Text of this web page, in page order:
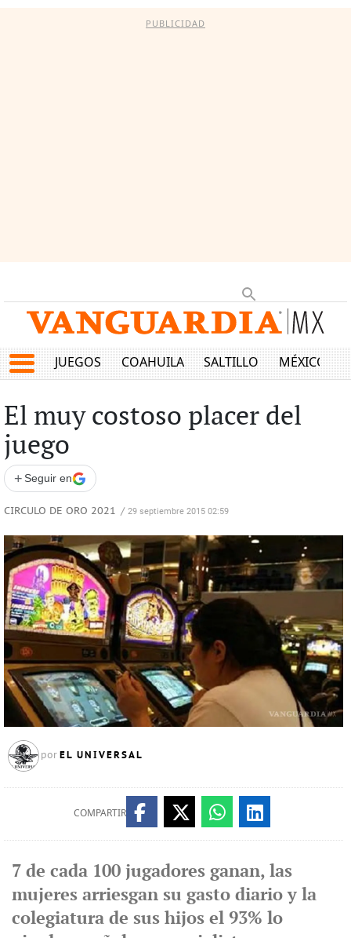
PUBLICIDAD
JUEGOS COAHUILA SALTILLO MÉXICO
El muy costoso placer del
juego
+ Seguir en
CIRCULO DE ORO 2021 / 29 septiembre 2015 02:59
por EL UNIVERSAL
COMPARTIR
7 de cada 100 jugadores ganan, las
mujeres arriesgan su gasto diario y la
colegiatura de sus hijos el 93% lo